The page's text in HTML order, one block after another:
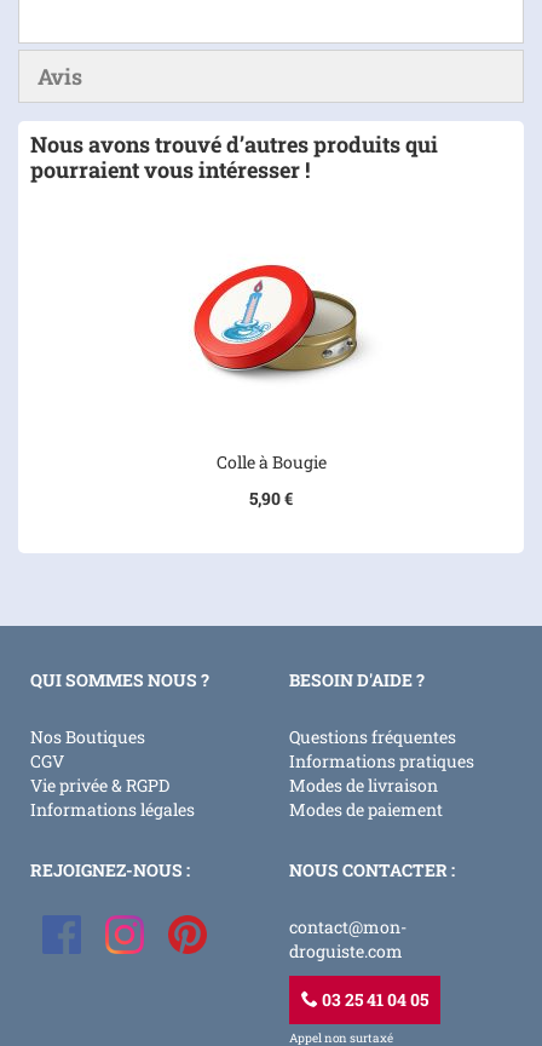
Avis
Nous avons trouvé d’autres produits qui
pourraient vous intéresser !
Colle à Bougie
5,90 €
QUI SOMMES NOUS ?
Nos Boutiques
CGV
Vie privée & RGPD
Informations légales
BESOIN D'AIDE ?
Questions fréquentes
Informations pratiques
Modes de livraison
Modes de paiement
REJOIGNEZ-NOUS : NOUS CONTACTER :
contact@mon-
droguiste.com
03 25 41 04 05
Appel non surtaxé